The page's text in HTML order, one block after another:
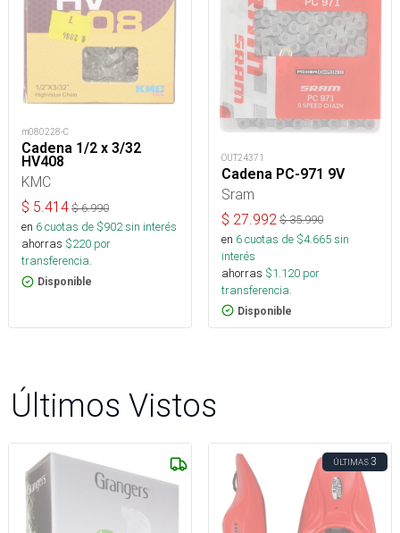
m080228-C
Cadena 1/2 x 3/32
HV408
KMC
$ 5.414 $6.990
en 6cuotas de $902sin interés
ahorras $220 por
transferencia.
Disponible
OUT24371
Cadena PC-971 9V
Sram
$ 27.992 $35.990
en 6cuotas de $4.665sin
interés
ahorras $1.120 por
transferencia.
Disponible
Últimos Vistos
ÚLTIMAS3